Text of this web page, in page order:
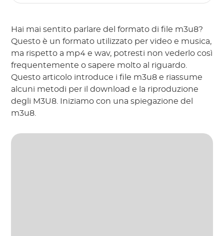
Hai mai sentito parlare del formato di file m3u8?
Questo è un formato utilizzato per video e musica,
ma rispetto a mp4 e wav, potresti non vederlo così
frequentemente o sapere molto al riguardo.
Questo articolo introduce i file m3u8 e riassume
alcuni metodi per il download e la riproduzione
degli M3U8. Iniziamo con una spiegazione del
m3u8.